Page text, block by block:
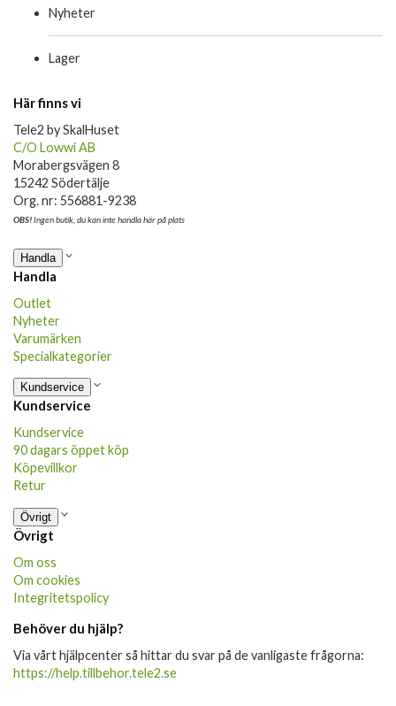
Nyheter
Lager
Här finns vi
Tele2 by SkalHuset
C/O Lowwi AB
Morabergsvägen 8
15242 Södertälje
Org. nr: 556881-9238
OBS!Ingen butik, du kan inte handla här på plats
Handla
Handla
Outlet
Nyheter
Varumärken
Specialkategorier
Kundservice
Kundservice
Kundservice
90 dagars öppet köp
Köpevillkor
Retur
Övrigt
Övrigt
Om oss
Om cookies
Integritetspolicy
Behöver du hjälp?
Via vårt hjälpcenter så hittar du svar på de vanligaste frågorna:
https://help.tillbehor.tele2.se